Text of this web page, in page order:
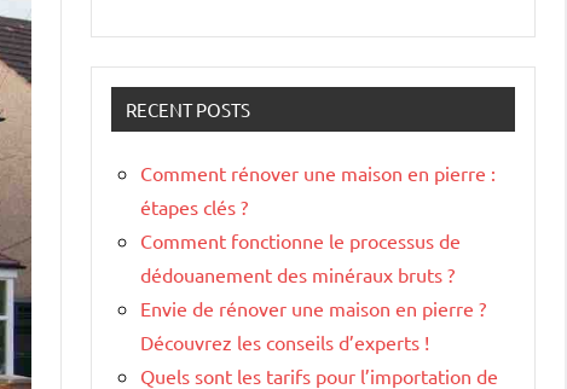
RECENT POSTS
Comment rénover une maison en pierre :
étapes clés ?
Comment fonctionne le processus de
dédouanement des minéraux bruts ?
Envie de rénover une maison en pierre ?
Découvrez les conseils d’experts !
Quels sont les tarifs pour l’importation de